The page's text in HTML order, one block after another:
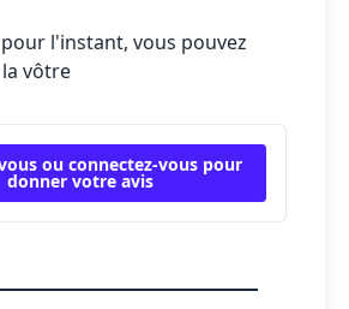
l'instant, vous pouvez
vôtre
ou connectez-vous pour
donner votre avis